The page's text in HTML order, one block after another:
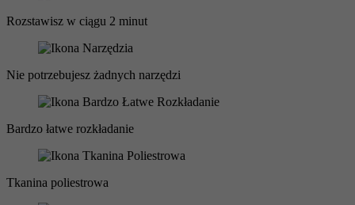
Rozstawisz w ciągu 2 minut
Nie potrzebujesz żadnych narzędzi
Bardzo łatwe rozkładanie
Tkanina poliestrowa